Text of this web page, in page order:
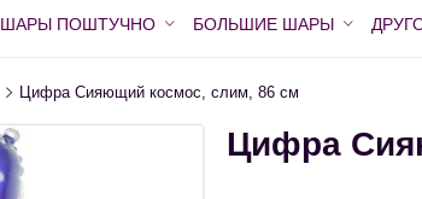
ШАРЫ ПОШТУЧНО БОЛЬШИЕ ШАРЫ
Цифра Сияющий космос, слим, 86 см
Цифра